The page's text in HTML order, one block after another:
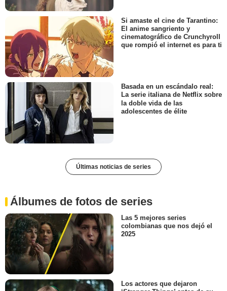
Si amaste el cine de Tarantino:
El anime sangriento y
cinematográfico de Crunchyroll
que rompió el internet es para ti
Basada en un escándalo real:
La serie italiana de Netflix sobre
la doble vida de las
adolescentes de élite
Últimas noticias de series
Álbumes de fotos de series
Las 5 mejores series
colombianas que nos dejó el
2025
Los actores que dejaron